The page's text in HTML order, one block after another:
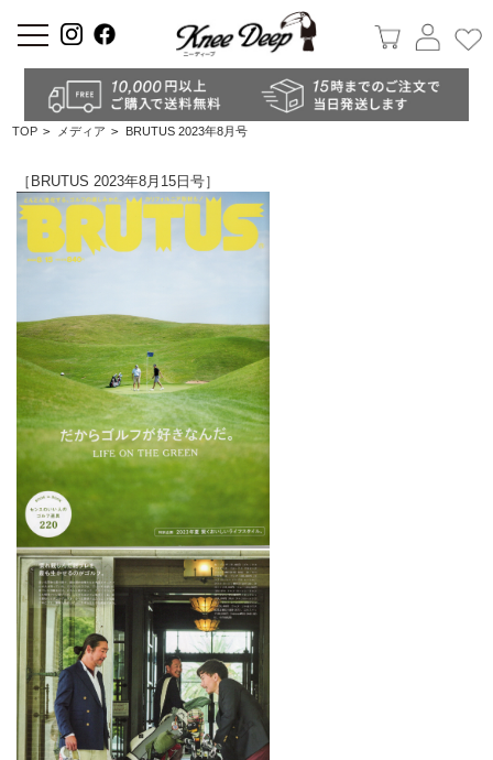
a
TOP > メディア > BRUTUS 2023年8月号
［BRUTUS 2023年8月15日号］